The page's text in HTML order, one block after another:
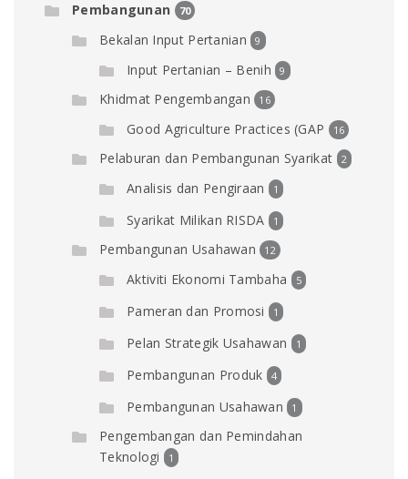
Pembangunan 70
Bekalan Input Pertanian 9
Input Pertanian – Benih 9
Khidmat Pengembangan 16
Good Agriculture Practices (GAP 16
Pelaburan dan Pembangunan Syarikat 2
Analisis dan Pengiraan 1
Syarikat Milikan RISDA 1
Pembangunan Usahawan 12
Aktiviti Ekonomi Tambaha 5
Pameran dan Promosi 1
Pelan Strategik Usahawan 1
Pembangunan Produk 4
Pembangunan Usahawan 1
Pengembangan dan Pemindahan
Teknologi
1